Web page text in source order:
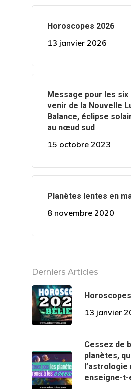
Horoscopes 2026
13 janvier 2026
Message pour les six
venir de la Nouvelle
Balance, éclipse
au nœud sud
15 octobre 2023
Planètes lentes en
8 novembre 2020
Derniers Articles
13 janvier
Cessez de
planètes,
l’astrologie
enseigne-t-